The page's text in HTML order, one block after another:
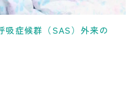
吸症候群（SAS）外来の